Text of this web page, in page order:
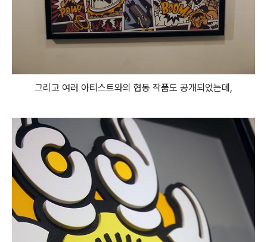
그리고 여러 아티스트와의 협동 작품도 공개되었는데,